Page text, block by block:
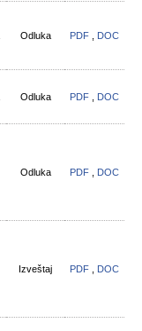
Odluka PDF DOC
Odluka PDF DOC
Odluka PDF DOC
Izveštaj PDF DOC